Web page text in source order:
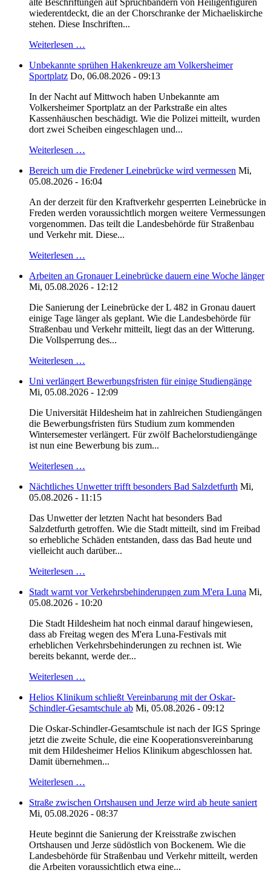
alte Beschriftungen auf Spruchbändern von Heiligenfiguren
wiederentdeckt, die an der Chorschranke der Michaeliskirche
stehen. Diese Inschriften...
Weiterlesen …
Unbekannte sprühen Hakenkreuze am Volkersheimer
Sportplatz Do, 06.08.2026 - 09:13
In der Nacht auf Mittwoch haben Unbekannte am
Volkersheimer Sportplatz an der Parkstraße ein altes
Kassenhäuschen beschädigt. Wie die Polizei mitteilt, wurden
dort zwei Scheiben eingeschlagen und...
Weiterlesen …
Bereich um die Fredener Leinebrücke wird vermessen Mi,
05.08.2026 - 16:04
An der derzeit für den Kraftverkehr gesperrten Leinebrücke in
Freden werden voraussichtlich morgen weitere Vermessungen
vorgenommen. Das teilt die Landesbehörde für Straßenbau
und Verkehr mit. Diese...
Weiterlesen …
Arbeiten an Gronauer Leinebrücke dauern eine Woche länger
Mi, 05.08.2026 - 12:12
Die Sanierung der Leinebrücke der L 482 in Gronau dauert
einige Tage länger als geplant. Wie die Landesbehörde für
Straßenbau und Verkehr mitteilt, liegt das an der Witterung.
Die Vollsperrung des...
Weiterlesen …
Uni verlängert Bewerbungsfristen für einige Studiengänge
Mi, 05.08.2026 - 12:09
Die Universität Hildesheim hat in zahlreichen Studiengängen
die Bewerbungsfristen fürs Studium zum kommenden
Wintersemester verlängert. Für zwölf Bachelorstudiengänge
ist nun eine Bewerbung bis zum...
Weiterlesen …
Nächtliches Unwetter trifft besonders Bad Salzdetfurth Mi,
05.08.2026 - 11:15
Das Unwetter der letzten Nacht hat besonders Bad
Salzdetfurth getroffen. Wie die Stadt mitteilt, sind im Freibad
so erhebliche Schäden entstanden, dass das Bad heute und
vielleicht auch darüber...
Weiterlesen …
Stadt warnt vor Verkehrsbehinderungen zum M'era Luna Mi,
05.08.2026 - 10:20
Die Stadt Hildesheim hat noch einmal darauf hingewiesen,
dass ab Freitag wegen des M'era Luna-Festivals mit
erheblichen Verkehrsbehinderungen zu rechnen ist. Wie
bereits bekannt, werde der...
Weiterlesen …
Helios Klinikum schließt Vereinbarung mit der Oskar-
Schindler-Gesamtschule ab Mi, 05.08.2026 - 09:12
Die Oskar-Schindler-Gesamtschule ist nach der IGS Springe
jetzt die zweite Schule, die eine Kooperationsvereinbarung
mit dem Hildesheimer Helios Klinikum abgeschlossen hat.
Damit übernehmen...
Weiterlesen …
Straße zwischen Ortshausen und Jerze wird ab heute saniert
Mi, 05.08.2026 - 08:37
Heute beginnt die Sanierung der Kreisstraße zwischen
Ortshausen und Jerze südöstlich von Bockenem. Wie die
Landesbehörde für Straßenbau und Verkehr mitteilt, werden
die Arbeiten voraussichtlich etwa eine...